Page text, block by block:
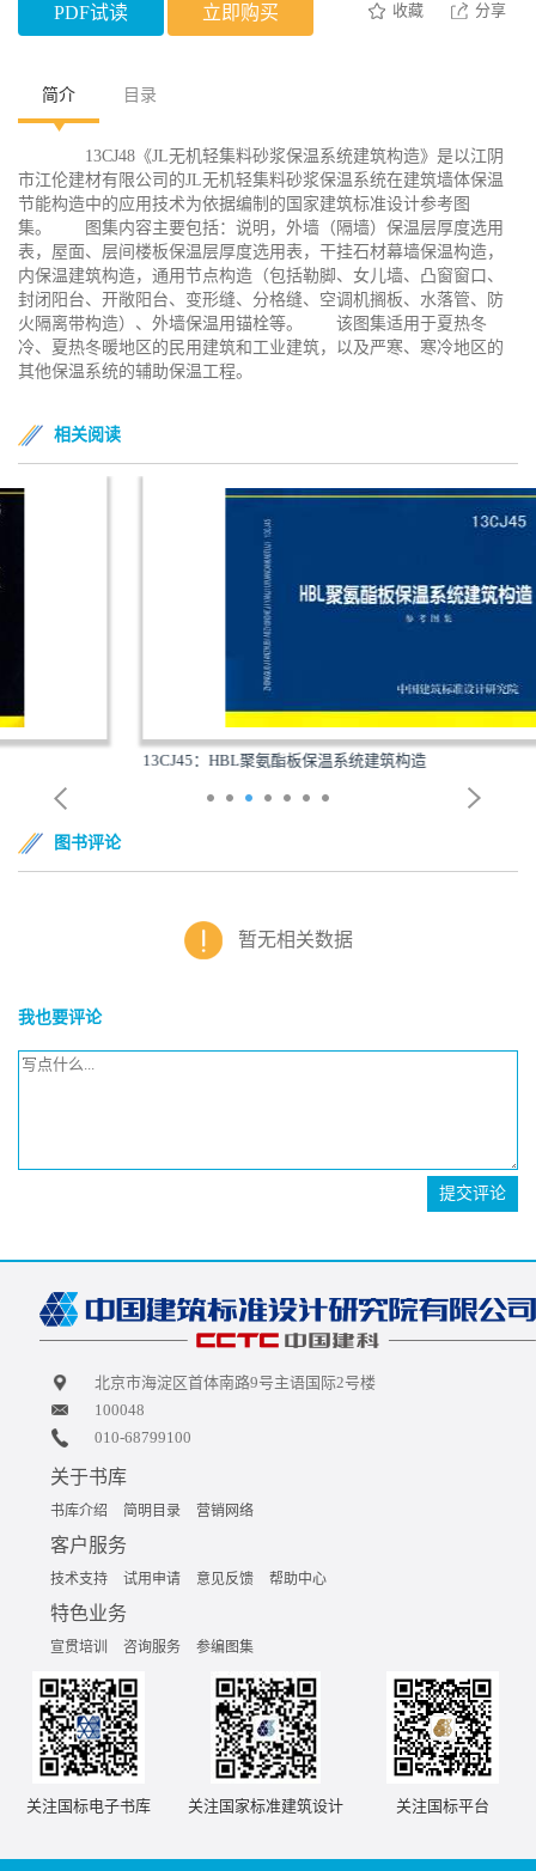
PDF试读 立即购买 收藏 分享
简介 目录
13CJ48《JL无机轻集料砂浆保温系统建筑构造》是以江阴
市江伦建材有限公司的JL无机轻集料砂浆保温系统在建筑墙体保温
节能构造中的应用技术为依据编制的国家建筑标准设计参考图
集。 图集内容主要包括：说明，外墙（隔墙）保温层厚度选用
表，屋面、层间楼板保温层厚度选用表，干挂石材幕墙保温构造，
内保温建筑构造，通用节点构造（包括勒脚、女儿墙、凸窗窗口、
封闭阳台、开敞阳台、变形缝、分格缝、空调机搁板、水落管、防
火隔离带构造）、外墙保温用锚栓等。 该图集适用于夏热冬
冷、夏热冬暖地区的民用建筑和工业建筑，以及严寒、寒冷地区的
其他保温系统的辅助保温工程。
相关阅读
13CJ45：HBL聚氨酯板保温系统建筑构造
图书评论
暂无相关数据
我也要评论
提交评论
北京市海淀区首体南路9号主语国际2号楼
100048
010-68799100
关于书库
书库介绍 简明目录 营销网络
客户服务
技术支持 试用申请 意见反馈 帮助中心
特色业务
宣贯培训 咨询服务 参编图集
关注国标电子书库 关注国家标准建筑设计 关注国标平台